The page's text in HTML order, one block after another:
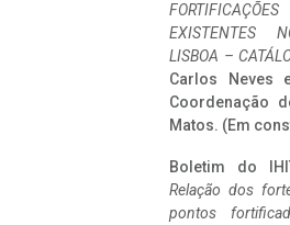
EXISTENTES
LISBOA –
Carlos Neves
Coordenação
Matos. (Em
Boletim do
Relação dos
pontos